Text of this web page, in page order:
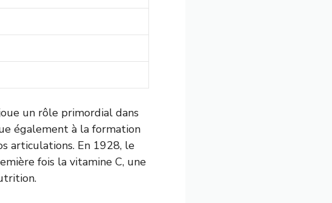
un rôle primordial dans
également à la formation
articulations. En 1928, le
fois la vitamine C, une